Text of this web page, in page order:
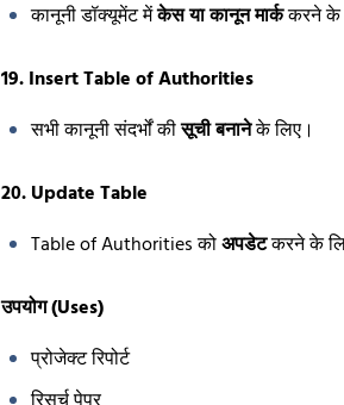
कानूनी डॉक्यूमेंट मेंकेस या कानून मार्ककरने के
19. Insert Table of Authorities
सभी कानूनी संदर्भों कीसूची बनानेके लिए।
20. Update Table
Table of Authorities कोअपडेटकरने के
उपयोग (Uses)
प्रोजेक्ट रिपोर्ट